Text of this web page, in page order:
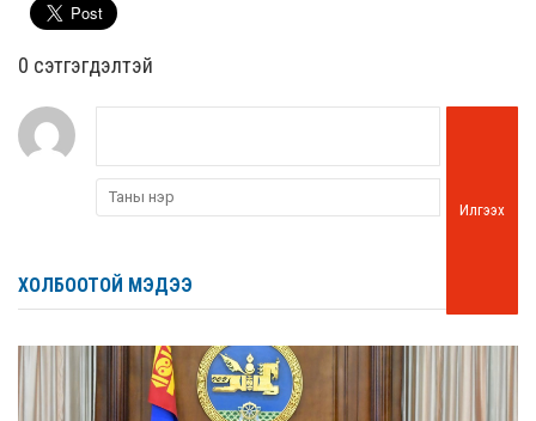
0 cэтгэгдэлтэй
Илгээх
ХОЛБООТОЙ МЭДЭЭ